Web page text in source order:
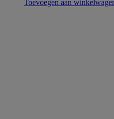
Toevoegen aan